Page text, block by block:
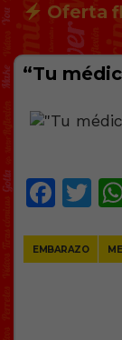
Oferta
“Tu
EMBARAZO